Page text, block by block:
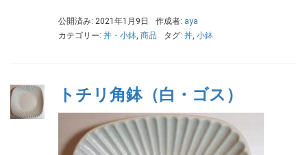
公開済み: 2021年1月9日 作成者: aya
カテゴリー: 丼・小鉢, 商品 タグ: 丼, 小鉢
トチリ角鉢（白・ゴス）